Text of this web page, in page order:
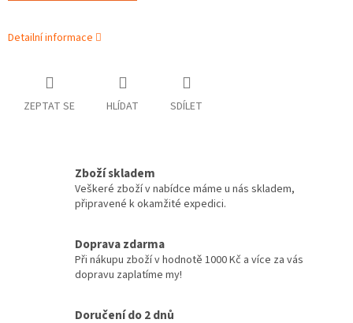
Detailní informace
ZEPTAT SE HLÍDAT SDÍLET
Zboží skladem
Veškeré zboží v nabídce máme u nás skladem,
připravené k okamžité expedici.
Doprava zdarma
Při nákupu zboží v hodnotě 1000 Kč a více za vás
dopravu zaplatíme my!
Doručení do 2 dnů